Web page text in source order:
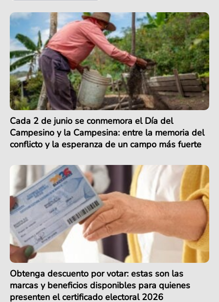
Cada 2 de junio se conmemora el Día del
Campesino y la Campesina: entre la memoria del
conflicto y la esperanza de un campo más fuerte
Obtenga descuento por votar: estas son las
marcas y beneficios disponibles para quienes
presenten el certificado electoral 2026